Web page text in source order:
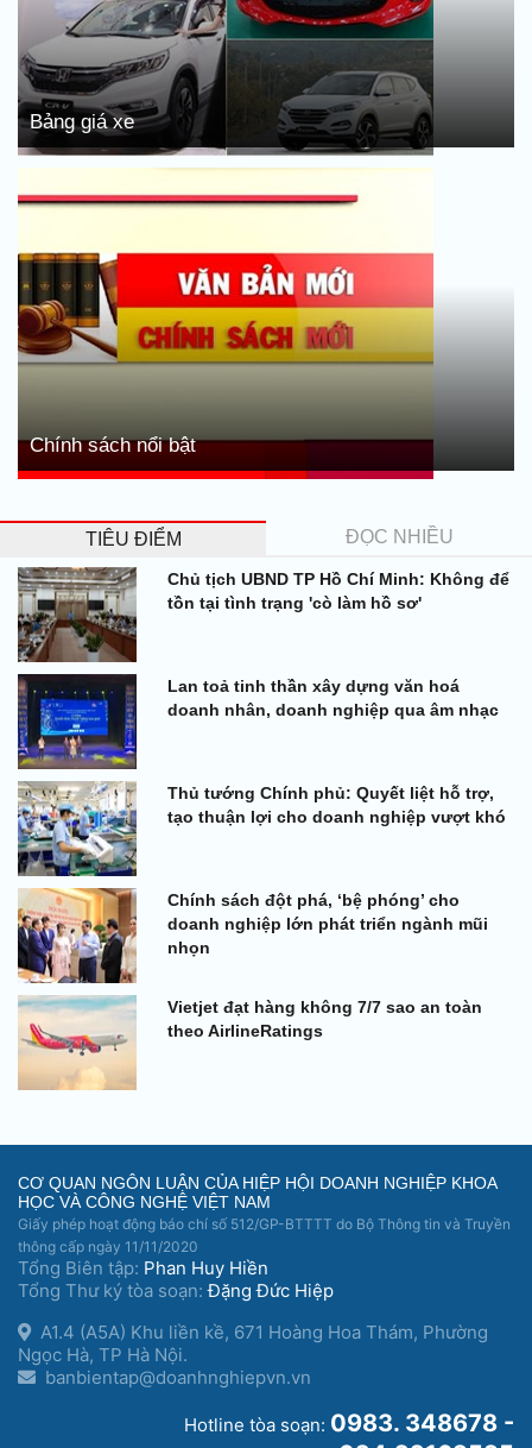
Bảng giá xe
Chính sách nổi bật
TIÊU ĐIỂM ĐỌC NHIỀU
Chủ tịch UBND TP Hồ Chí Minh: Không để
tồn tại tình trạng 'cò làm hồ sơ'
Lan toả tinh thần xây dựng văn hoá
doanh nhân, doanh nghiệp qua âm nhạc
Thủ tướng Chính phủ: Quyết liệt hỗ trợ,
tạo thuận lợi cho doanh nghiệp vượt khó
Chính sách đột phá, ‘bệ phóng’ cho
doanh nghiệp lớn phát triển ngành mũi
nhọn
Vietjet đạt hàng không 7/7 sao an toàn
theo AirlineRatings
CƠ QUAN NGÔN LUẬN CỦA HIỆP HỘI DOANH NGHIỆP KHOA
HỌC VÀ CÔNG NGHỆ VIỆT NAM
Giấy phép hoạt động báo chí số 512/GP-BTTTT do Bộ Thông tin và Truyền
thông cấp ngày 11/11/2020
Tổng Biên tập: Phan Huy Hiền
Tổng Thư ký tòa soạn:Đặng Đức Hiệp
A1.4 (A5A) Khu liền kề, 671 Hoàng Hoa Thám, Phường
Ngọc Hà, TP Hà Nội.
banbientap@doanhnghiepvn.vn
Hotline tòa soạn: 0983. 348678 -